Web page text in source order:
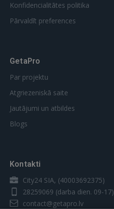
Konfidencialitātes politika
Pārvaldīt preferences
GetaPro
Par projektu
Atgriezeniskā saite
Jautājumi un atbildes
Blogs
Kontakti
City24 SIA, (40003692375)
28259069 (darba dien. 09-17)
contact@getapro.lv